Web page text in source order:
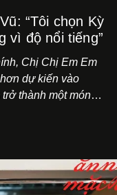
“Tôi chọn Kỳ
vì độ nổi tiếng”
Chị Chị Em Em
dự kiến vào
thành một món